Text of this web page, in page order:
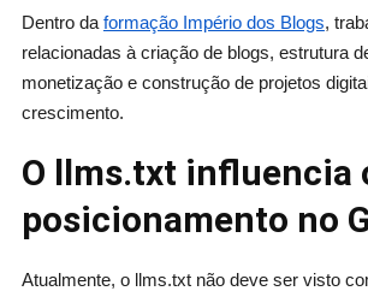
Dentro da formação Império dos Blogs,
relacionadas à criação de blogs, estrutura
monetização e construção de projetos
crescimento.
O llms.txt influencia
posicionamento no
Atualmente, o llms.txt não deve ser visto